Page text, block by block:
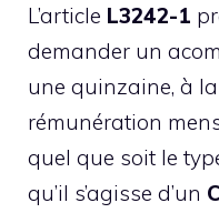
L’article L3242-1
demander un
une quinzaine, à
rémunération
quel que soit le
qu’il s’agisse d’un